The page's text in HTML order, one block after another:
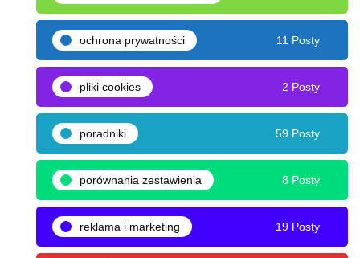
ochrona prywatności 11 Posty
pliki cookies 2 Posty
poradniki 59 Posty
porównania zestawienia 8 Posty
reklama i marketing 19 Posty